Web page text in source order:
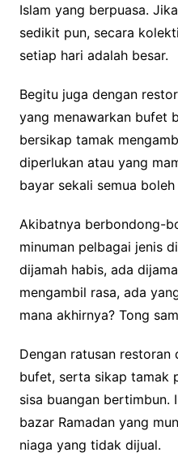
Islam yang berpuasa.
sedikit pun, secara
setiap hari adalah besar.
Begitu juga dengan
yang menawarkan bufet
bersikap tamak
diperlukan atau yang
bayar sekali semua boleh
Akibatnya berbondong-
minuman pelbagai jenis
dijamah habis, ada
mengambil rasa, ada
mana akhirnya? Tong
Dengan ratusan restoran
bufet, serta sikap tamak
sisa buangan bertimbun.
bazar Ramadan yang
niaga yang tidak dijual.